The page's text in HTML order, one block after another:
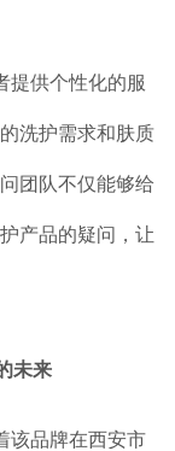
提供个性化的服
洗护需求和肤质
团队不仅能够给
产品的疑问，让
未来
该品牌在西安市